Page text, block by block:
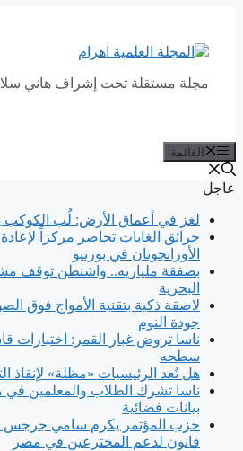
المحتوى
مجلة مستقلة تحت إشراف هاني
القائمة
عاجل
لغز في أعماق الأرض: لُب الكوكب
حرائق الغابات تحاصر مركزاً
الأورانجوتان في بورنيو
بصفقة ملياريه.. واشنطن توقف
البحرية
لاصقة ذكية بتقنية الأمواج فوق
جودة النوم
ناسا تروض غبار القمر: اختبارات
سطحه
هل تُعد الرئيسيات «مظلة» لإنقاذ
ناسا تشرك الطلاب والمعلمين في
بيانات فضائية
حزب المؤتمر يكرم سامي
قانون لدعم المخترعين في مصر